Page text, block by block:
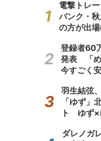
電撃トレ
バンク・
の方が出
登録者60
発表 「め
今すごく
羽生結弦
「ゆず」
ト ゆず×
ダレノガ